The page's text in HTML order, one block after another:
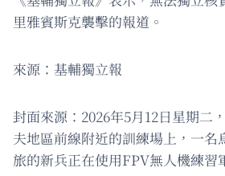
里雅賓斯克襲擊的報道。
來源：基輔獨立報
封面來源：2026年5月12日星期二
夫地區前線附近的訓練場上，一名
旅的新兵正在使用FPV無人機練習